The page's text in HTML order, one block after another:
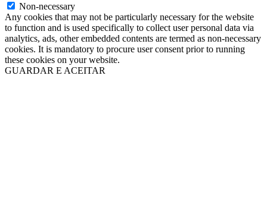
Non-necessary
Any cookies that may not be particularly necessary for the website
to function and is used specifically to collect user personal data via
analytics, ads, other embedded contents are termed as non-necessary
cookies. It is mandatory to procure user consent prior to running
these cookies on your website.
GUARDAR E ACEITAR